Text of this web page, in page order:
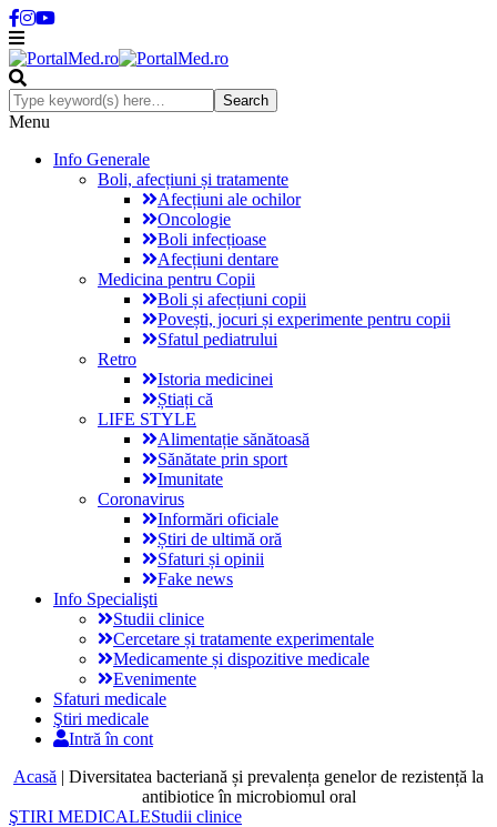
Menu
Info Generale
Boli, afecțiuni și tratamente
Afecțiuni ale ochilor
Oncologie
Boli infecțioase
Afecțiuni dentare
Medicina pentru Copii
Boli și afecțiuni copii
Povești, jocuri și experimente pentru copii
Sfatul pediatrului
Retro
Istoria medicinei
Știați că
LIFE STYLE
Alimentație sănătoasă
Sănătate prin sport
Imunitate
Coronavirus
Informări oficiale
Știri de ultimă oră
Sfaturi și opinii
Fake news
Info Specialişti
Studii clinice
Cercetare și tratamente experimentale
Medicamente și dispozitive medicale
Evenimente
Sfaturi medicale
Ştiri medicale
Intră în cont
Acasă | Diversitatea bacteriană și prevalența genelor de rezistență la
antibiotice în microbiomul oral
ŞTIRI MEDICALEStudii clinice